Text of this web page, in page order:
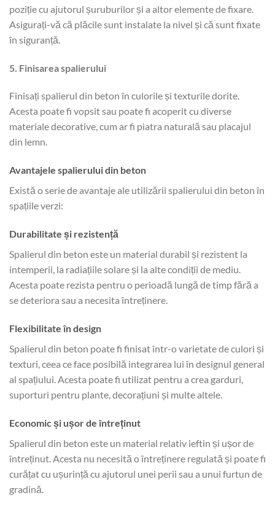
poziție cu ajutorul șuruburilor și a altor elemente de fixare.
Asigurați-vă că plăcile sunt instalate la nivel și că sunt fixate
în siguranță.
5. Finisarea spalierului
Finisați spalierul din beton în culorile și texturile dorite.
Acesta poate fi vopsit sau poate fi acoperit cu diverse
materiale decorative, cum ar fi piatra naturală sau placajul
din lemn.
Avantajele spalierului din beton
Există o serie de avantaje ale utilizării spalierului din beton în
spațiile verzi:
Durabilitate și rezistență
Spalierul din beton este un material durabil și rezistent la
intemperii, la radiațiile solare și la alte condiții de mediu.
Acesta poate rezista pentru o perioadă lungă de timp fără a
se deteriora sau a necesita întreținere.
Flexibilitate în design
Spalierul din beton poate fi finisat într-o varietate de culori și
texturi, ceea ce face posibilă integrarea lui în designul general
al spațiului. Acesta poate fi utilizat pentru a crea garduri,
suporturi pentru plante, decorațiuni și multe altele.
Economic și ușor de întreținut
Spalierul din beton este un material relativ ieftin și ușor de
întreținut. Acesta nu necesită o întreținere regulată și poate fi
curățat cu ușurință cu ajutorul unei perii sau a unui furtun de
gradină.